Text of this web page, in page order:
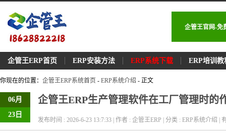
企管王官网-免
企管王ERP首页 ERP安装方法 ERP系统下载 ERP培训教
你现在的位置： 企管王ERP系统首页 - ERP系统介绍 - 正文
06月
23日
企管王ERP生产管理软件在工厂管理时的
发布时间 : 2026-6-23 13:7:33 | 作者 : 企管王ERP | 分类 : ERP系统介绍 |